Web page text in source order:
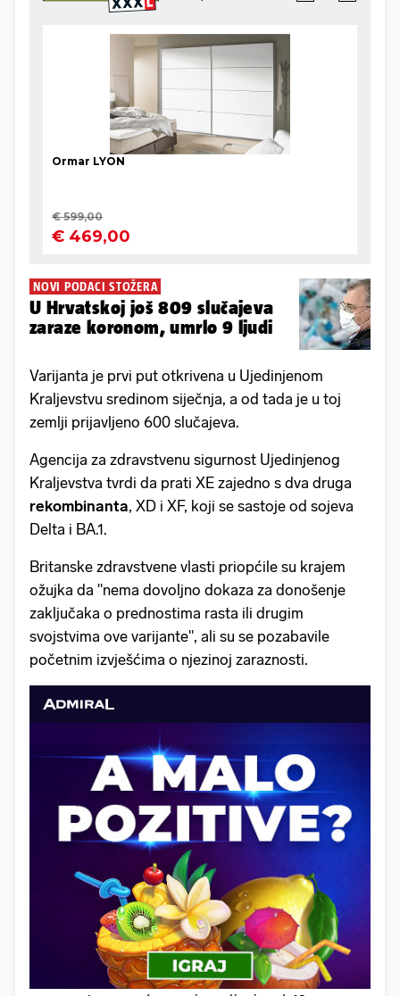
NOVI PODACI STOŽERA
U Hrvatskoj još 809 slučajeva
zaraze koronom, umrlo 9 ljudi
Varijanta je prvi put otkrivena u Ujedinjenom
Kraljevstvu sredinom siječnja, a od tada je u toj
zemlji prijavljeno 600 slučajeva.
Agencija za zdravstvenu sigurnost Ujedinjenog
Kraljevstva tvrdi da prati XE zajedno s dva druga
rekombinanta, XD i XF, koji se sastoje od sojeva
Delta i BA.1.
Britanske zdravstvene vlasti priopćile su krajem
ožujka da "nema dovoljno dokaza za donošenje
zaključaka o prednostima rasta ili drugim
svojstvima ove varijante", ali su se pozabavile
početnim izvješćima o njezinoj zaraznosti.